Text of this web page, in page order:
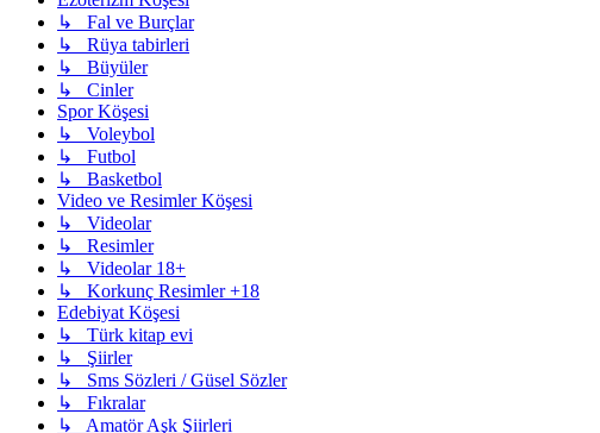
↳ Fal ve Burçlar
↳ Rüya tabirleri
↳ Büyüler
↳ Cinler
Spor Köşesi
↳ Voleybol
↳ Futbol
↳ Basketbol
Video ve Resimler Köşesi
↳ Videolar
↳ Resimler
↳ Videolar 18+
↳ Korkunç Resimler +18
Edebiyat Köşesi
↳ Türk kitap evi
↳ Şiirler
↳ Sms Sözleri / Güsel Sözler
↳ Fıkralar
↳ Amatör Aşk Şiirleri